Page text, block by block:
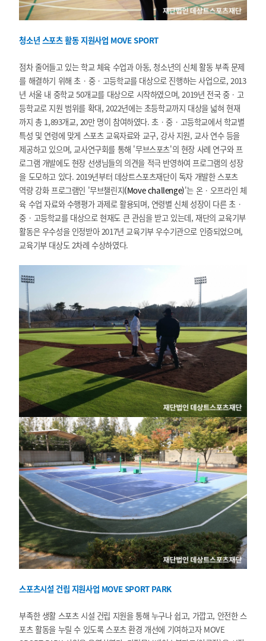
청소년 스포츠 활동 지원사업 MOVE SPORT
점차 줄어들고 있는 학교 체육 수업과 아동, 청소년의 신체 활동 부족 문제
를 해결하기 위해 초‧중‧고등학교를 대상으로 진행하는 사업으로, 2013
년 서울 내 중학교 50개교를 대상으로 시작하였으며, 2019년 전국 중‧고
등학교로 지원 범위를 확대, 2022년에는 초등학교까지 대상을 넓혀 현재
까지 총 1,893개교, 20만 명이 참여하였다. 초‧중‧고등학교에서 학교별
특성 및 연령에 맞게 스포츠 교육자료와 교구, 강사 지원, 교사 연수 등을
제공하고 있으며, 교사연구회를 통해 '무브스포츠'의 현장 사례 연구와 프
로그램 개발에도 현장 선생님들의 의견을 적극 반영하여 프로그램의 성장
을 도모하고 있다. 2019년부터 데상트스포츠재단이 독자 개발한 스포츠
역량 강화 프로그램인 '무브챌린지(Move challenge)'는 온‧오프라인 체
육 수업 자료와 수행평가 과제로 활용되며, 연령별 신체 성장이 다른 초‧
중‧고등학교를 대상으로 현재도 큰 관심을 받고 있는데, 재단의 교육기부
활동은 우수성을 인정받아 2017년 교육기부 우수기관으로 인증되었으며,
교육기부 대상도 2차례 수상하였다.
스포츠시설 건립 지원사업 MOVE SPORT PARK
부족한 생활 스포츠 시설 건립 지원을 통해 누구나 쉽고, 가깝고, 안전한 스
포츠 활동을 누릴 수 있도록 스포츠 환경 개선에 기여하고자 MOVE